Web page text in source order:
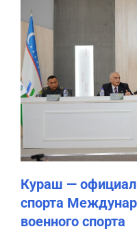
Кураш —
спорта
военного спорта